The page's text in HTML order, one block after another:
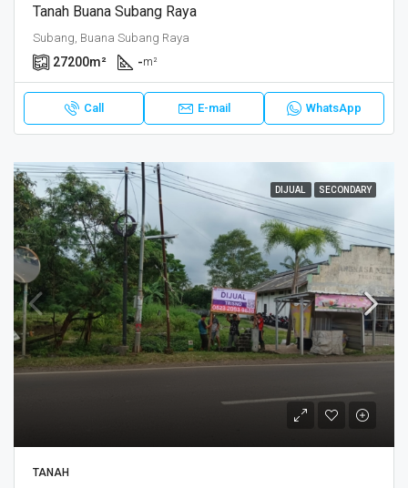
Tanah Buana Subang Raya
Subang, Buana Subang Raya
27200m² -m²
Call E-mail WhatsApp
DIJUAL SECONDARY
TANAH